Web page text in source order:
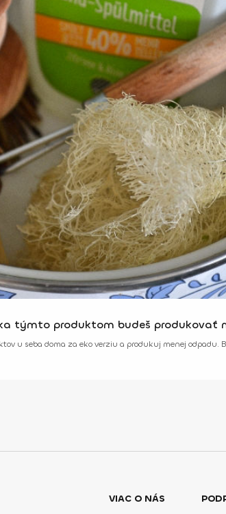
týmto produktom budeš produkovať
u seba doma za eko verziu a produkuj menej odpadu.
VIAC O NÁS